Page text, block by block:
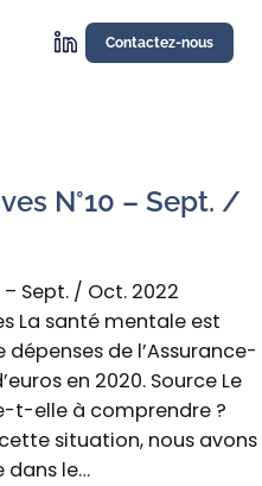
Contactez-nous
N°10 – Sept. /
Sept. / Oct. 2022
La santé mentale est
de l’Assurance-
en 2020. Source Le
t-elle à comprendre ?
situation, nous avons
dans le…